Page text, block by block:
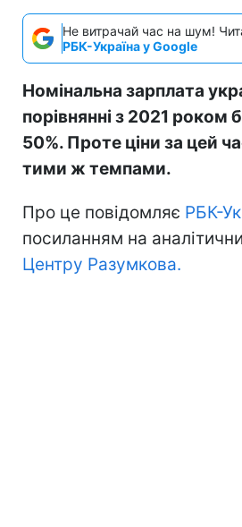
Не витрачай час на шум!
РБК-Україна у Google
Номінальна зарплата
порівнянні з 2021 роком
50%. Проте ціни за цей
тими ж темпами.
Про це повідомляє РБК-
посиланням на
Центру Разумкова.